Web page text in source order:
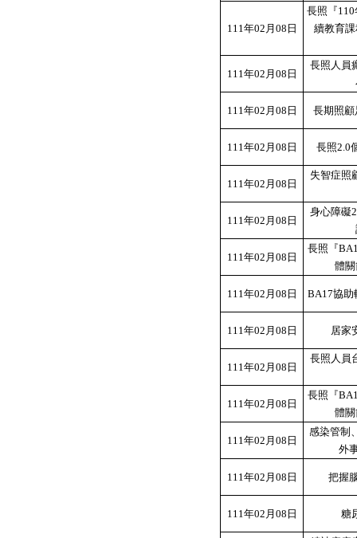
111年02月08日
長照『
續教育
111年02月08日
長照人員
111年02月08日 長期照
111年02月08日 長照2.0
111年02月08日
失智症照
111年02月08日
身心障礙
111年02月08日
長照『
體
111年02月08日 BA17協助
111年02月08日 居家
111年02月08日
長照人員
111年02月08日
長照『
體
111年02月08日
感染管制
外
111年02月08日 把握
111年02月08日 糖